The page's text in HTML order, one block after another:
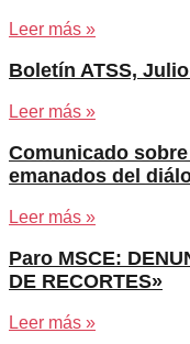
Leer más »
Boletín ATSS,
Leer más »
Comunicado
emanados del
Leer más »
Paro MSCE:
DE RECORTES»
Leer más »